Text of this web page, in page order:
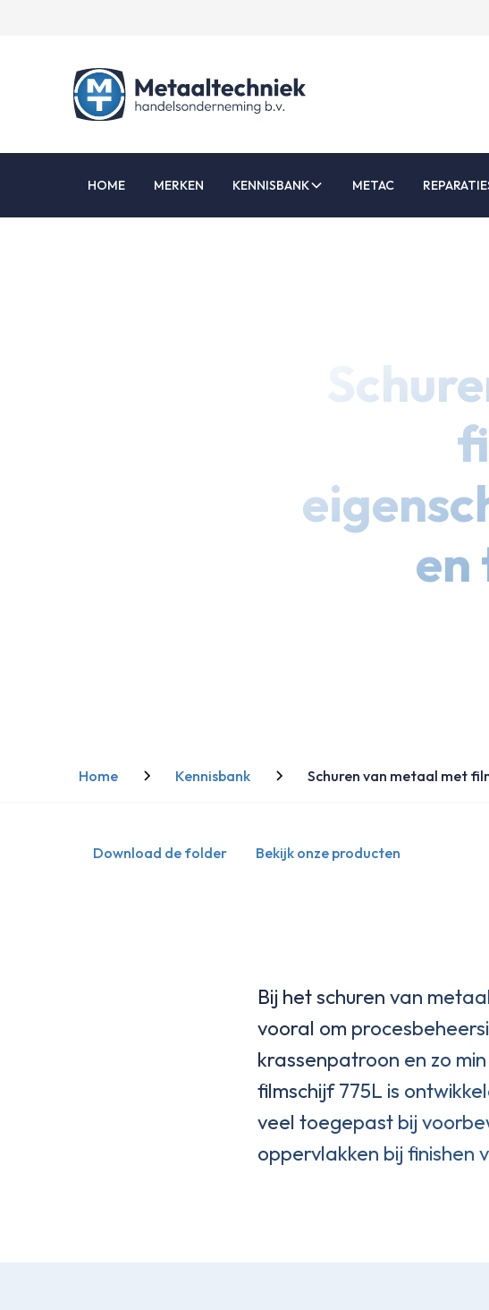
HOME MERKEN KENNISBANK METAC
en
Home Kennisbank Schuren van metaal met
Download de folder Bekijk onze producten
Bij het schuren van
vooral om
krassenpatroon en zo
filmschijf 775L is
veel toegepast bij
oppervlakken bij finishen